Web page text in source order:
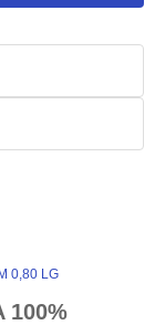
0,80 LG
100%